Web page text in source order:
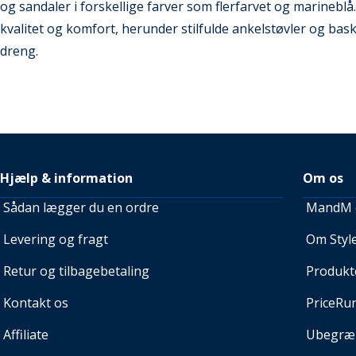
og sandaler i forskellige farver som flerfarvet og
kvalitet og komfort, herunder stilfulde ankelstøvler og
dreng.
Hjælp & information
Sådan lægger du en ordre
Levering og fragt
Retur og tilbagebetaling
Kontakt os
Affiliate
Om os
MandM
Om